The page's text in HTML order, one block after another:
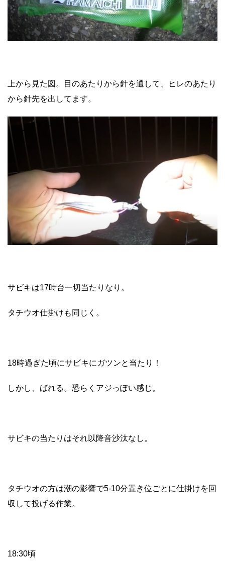
上から見た図。目のあたりから針を通して、ヒレのあたり
から針先を出してます。
サビキは17時台一切当たりなり。
タチウオ仕掛けも同じく。
18時過ぎた頃にサビキにガツンと当たり！
しかし、ばれる。恐らくアジっぽい感じ。
サビキの当たりはそれ以降音沙汰なし。
タチウオの方は潮の影響で5-10分置き位ごとに仕掛けを回
収して投げる作業。
18:30頃